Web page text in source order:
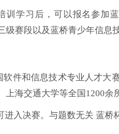
训学习后，可以报名参加
赛段以及蓝桥青少年信息
件和信息技术专业人才大
海交通大学等全国1200余
进入决赛。与题数无关 蓝